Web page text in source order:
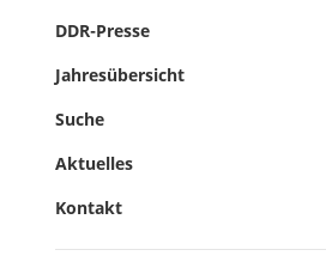
DDR-Presse
Jahresübersicht
Suche
Aktuelles
Kontakt